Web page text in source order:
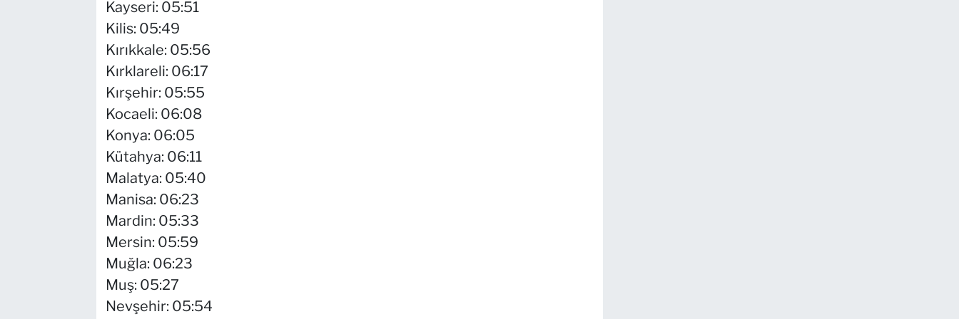
Kayseri: 05:51
Kilis: 05:49
Kırıkkale: 05:56
Kırklareli: 06:17
Kırşehir: 05:55
Kocaeli: 06:08
Konya: 06:05
Kütahya: 06:11
Malatya: 05:40
Manisa: 06:23
Mardin: 05:33
Mersin: 05:59
Muğla: 06:23
Muş: 05:27
Nevşehir: 05:54